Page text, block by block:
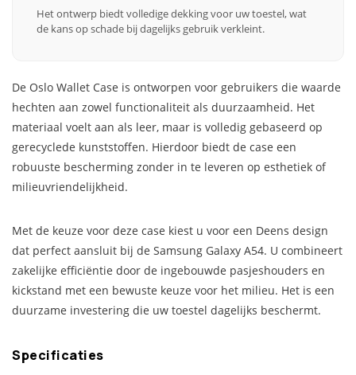
Het ontwerp biedt volledige dekking voor uw toestel, wat
de kans op schade bij dagelijks gebruik verkleint.
De Oslo Wallet Case is ontworpen voor gebruikers die waarde
hechten aan zowel functionaliteit als duurzaamheid. Het
materiaal voelt aan als leer, maar is volledig gebaseerd op
gerecyclede kunststoffen. Hierdoor biedt de case een
robuuste bescherming zonder in te leveren op esthetiek of
milieuvriendelijkheid.
Met de keuze voor deze case kiest u voor een Deens design
dat perfect aansluit bij de Samsung Galaxy A54. U combineert
zakelijke efficiëntie door de ingebouwde pasjeshouders en
kickstand met een bewuste keuze voor het milieu. Het is een
duurzame investering die uw toestel dagelijks beschermt.
Specificaties